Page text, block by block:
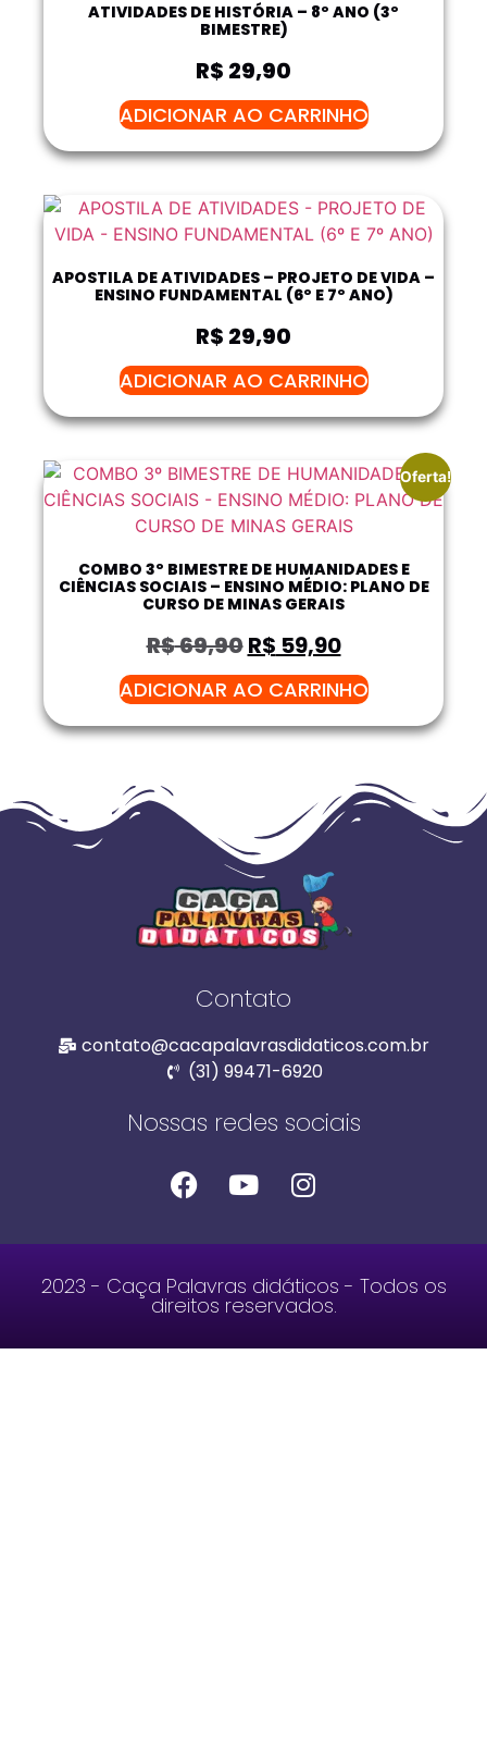
ATIVIDADES DE HISTÓRIA – 8º ANO (3º
BIMESTRE)
R$ 29,90
ADICIONAR AO CARRINHO
APOSTILA DE ATIVIDADES – PROJETO DE VIDA –
ENSINO FUNDAMENTAL (6º E 7º ANO)
R$ 29,90
ADICIONAR AO CARRINHO
Oferta!
COMBO 3º BIMESTRE DE HUMANIDADES E
CIÊNCIAS SOCIAIS – ENSINO MÉDIO: PLANO DE
CURSO DE MINAS GERAIS
R$69,90R$ 59,90
ADICIONAR AO CARRINHO
Contato
contato@cacapalavrasdidaticos.com.br
(31) 99471-6920
Nossas redes sociais
2023 - Caça Palavras didáticos - Todos os
direitos reservados.